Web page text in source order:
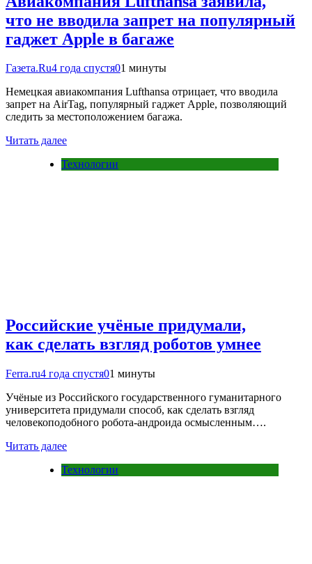
что не вводила запрет на популярный
гаджет Apple в багаже
Газета.Ru4 года спустя01 минуты
Немецкая авиакомпания Lufthansa отрицает, что вводила
запрет на AirTag, популярный гаджет Apple, позволяющий
следить за местоположением багажа.
Читать далее
Технологии
Российские учёные придумали,
как сделать взгляд роботов умнее
Ferra.ru4 года спустя01 минуты
Учёные из Российского государственного гуманитарного
университета придумали способ, как сделать взгляд
человекоподобного робота-андроида осмысленным….
Читать далее
Технологии